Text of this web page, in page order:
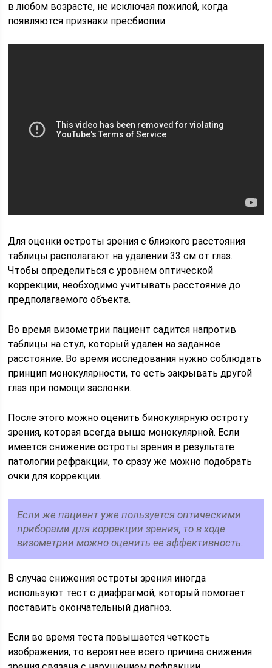
в любом возрасте, не исключая пожилой, когда
появляются признаки пресбиопии.
Для оценки остроты зрения с близкого расстояния
таблицы располагают на удалении 33 см от глаз.
Чтобы определиться с уровнем оптической
коррекции, необходимо учитывать расстояние до
предполагаемого объекта.
Во время визометрии пациент садится напротив
таблицы на стул, который удален на заданное
расстояние. Во время исследования нужно соблюдать
принцип монокулярности, то есть закрывать другой
глаз при помощи заслонки.
После этого можно оценить бинокулярную остроту
зрения, которая всегда выше монокулярной. Если
имеется снижение остроты зрения в результате
патологии рефракции, то сразу же можно подобрать
очки для коррекции.
Если же пациент уже пользуется оптическими
приборами для коррекции зрения, то в ходе
визометрии можно оценить ее эффективность.
В случае снижения остроты зрения иногда
используют тест с диафрагмой, который помогает
поставить окончательный диагноз.
Если во время теста повышается четкость
изображения, то вероятнее всего причина снижения